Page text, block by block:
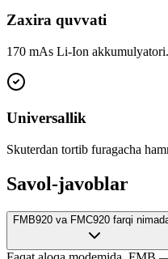
Zaxira quvvati
170 mAs Li-Ion akkumulyatori.
Universallik
Skuterdan tortib furagacha
Savol-javoblar
FMB920 va FMC920 farqi